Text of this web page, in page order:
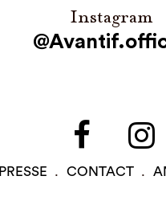
Instagram
PRESSE CONTACT